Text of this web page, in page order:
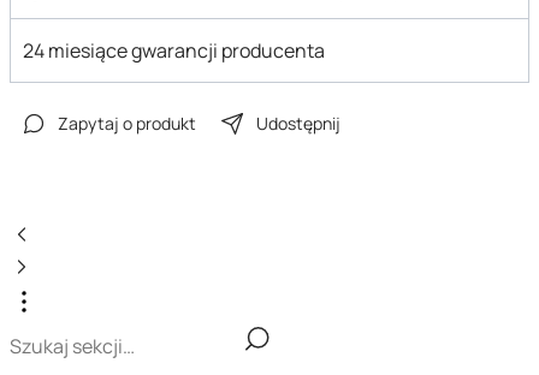
24 miesiące gwarancji producenta
Zapytaj o produkt Udostępnij